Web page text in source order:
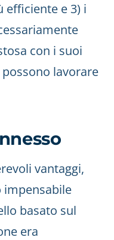
efficiente e 3) i
con i suoi
lavorare
vantaggi,
impensabile
basato sul
era